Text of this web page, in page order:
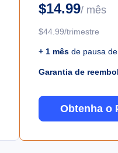
$14.99/ mês
$44.99/trimestre
+ 1 mêsde pausa
Garantia de
Obtenha o